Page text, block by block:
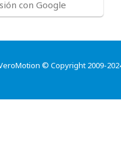
con Google
© Copyright 2009-